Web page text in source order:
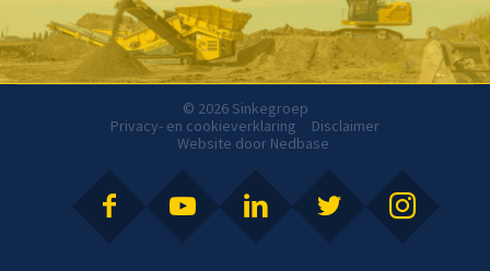
© 2026 Sinkegroep
Privacy- en cookieverklaring
Disclaimer
Website door Nedbase